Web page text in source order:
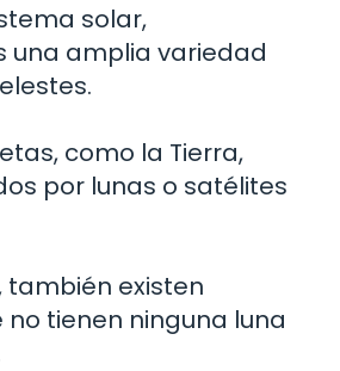
solar,
una amplia variedad
como la Tierra,
por lunas o satélites
también existen
tienen ninguna luna